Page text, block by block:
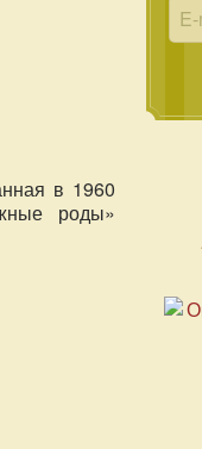
в 1960
роды»